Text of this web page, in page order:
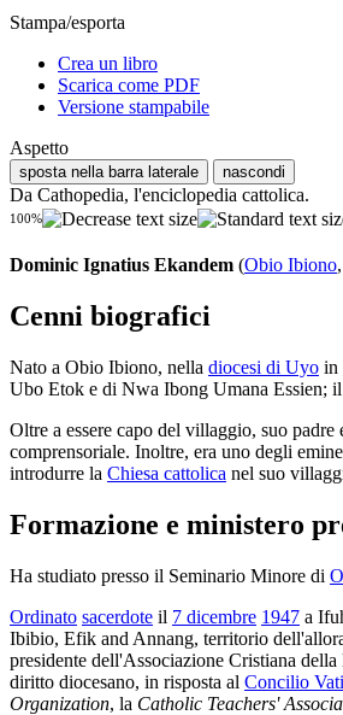
Stampa/esporta
Crea un libro
Scarica come PDF
Versione stampabile
Aspetto
sposta nella barra laterale nascondi
Da Cathopedia, l'enciclopedia cattolica.
100%
Dominic Ignatius Ekandem (Obio Ibiono,
Cenni biografici
Nato a Obio Ibiono, nella diocesi di Uyo in
Ubo Etok e di Nwa Ibong Umana Essien;
Oltre a essere capo del villaggio, suo
comprensoriale. Inoltre, era uno degli
introdurre la Chiesa cattolica nel suo
Formazione e ministero
Ha studiato presso il Seminario Minore di
Ordinato sacerdote il 7 dicembre 1947 a
Ibibio, Efik and Annang, territorio
presidente dell'Associazione Cristiana
diritto diocesano, in risposta al Concilio
Organization, la Catholic Teachers'